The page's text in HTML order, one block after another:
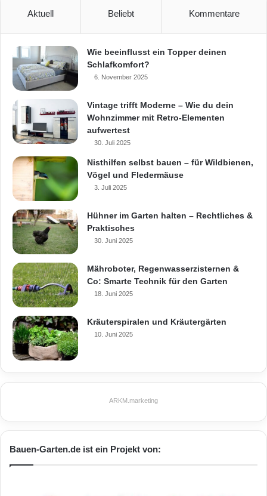
06154/717771 sowie unter www.caparol.de.
HLC
Carbon Fassadendämmung
Energieeinsparverordnung
Fassadendämmsystem
Klimaschutz
Aktuell Beliebt Kommentare
Wie beeinflusst ein Topper deinen
Schlafkomfort?
6. November 2025
Vintage trifft Moderne – Wie du dein
Wohnzimmer mit Retro-Elementen
aufwertest
30. Juli 2025
Nisthilfen selbst bauen – für Wildbienen,
Vögel und Fledermäuse
3. Juli 2025
Hühner im Garten halten – Rechtliches &
Praktisches
30. Juni 2025
Mähroboter, Regenwasserzisternen &
Co: Smarte Technik für den Garten
18. Juni 2025
Kräuterspiralen und Kräutergärten
10. Juni 2025
ARKM.marketing
Bauen-Garten.de ist ein Projekt von: